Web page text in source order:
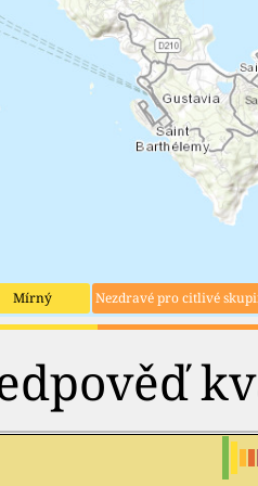
Mírný Nezdravé pro citlivé